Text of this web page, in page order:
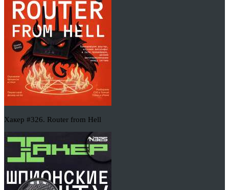
Хакер #326. Router from Hell